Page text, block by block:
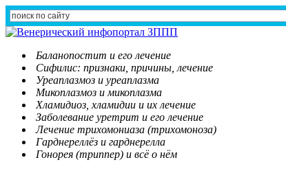
Баланопостит и его лечение
Сифилис: признаки, причины, лечение
Уреаплазмоз и уреаплазма
Микоплазмоз и микоплазма
Хламидиоз, хламидии и их лечение
Заболевание уретрит и его лечение
Лечение трихомониаза (трихомоноза)
Гарднереллёз и гарднерелла
Гонорея (триппер) и всё о нём